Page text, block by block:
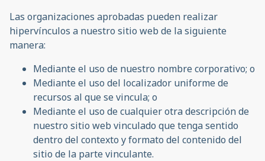
Las organizaciones aprobadas pueden realizar
hipervínculos a nuestro sitio web de la siguiente
manera:
Mediante el uso de nuestro nombre corporativo; o
Mediante el uso del localizador uniforme de
recursos al que se vincula; o
Mediante el uso de cualquier otra descripción de
nuestro sitio web vinculado que tenga sentido
dentro del contexto y formato del contenido del
sitio de la parte vinculante.